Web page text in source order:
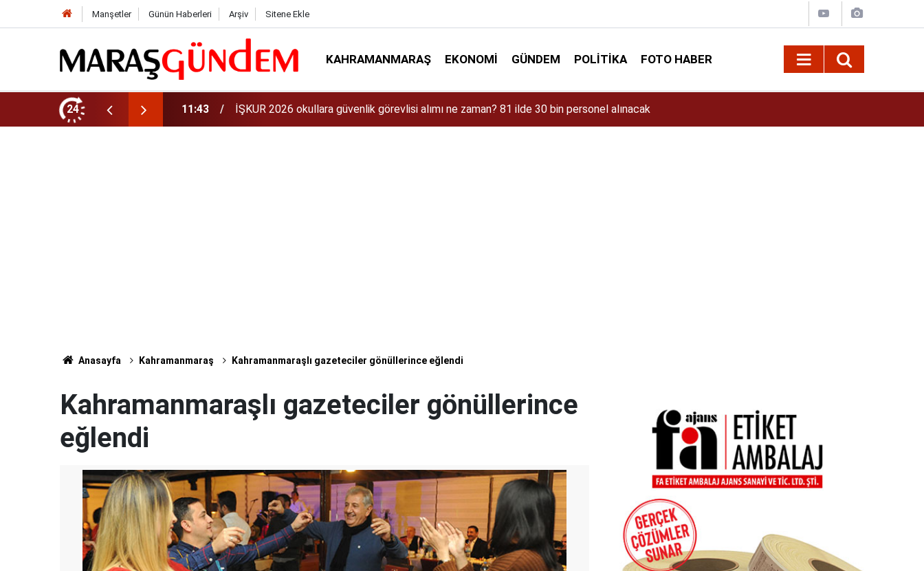
Manşetler Günün Haberleri Arşiv Sitene Ekle
KAHRAMANMARAŞ EKONOMI GÜNDEM POLITIKA FOTO HABER
24
81 ilde 30 bin personel alınacak 11:40 iPhone 18 Ne Zaman Çıkacak? iPhone 18 Pro Max Özellikleri ve Tahmini Fiyatı
Anasayfa Kahramanmaraş Kahramanmaraşlı gazeteciler gönüllerince eğlendi
Kahramanmaraşlı gazeteciler gönüllerince
eğlendi